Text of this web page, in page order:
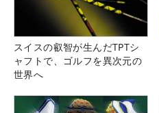
スイスの叡智が生んだTPTシ
ャフトで、ゴルフを異次元の
世界へ